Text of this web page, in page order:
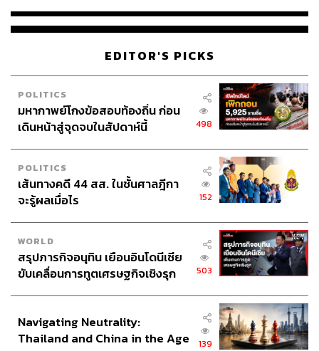
EDITOR'S PICKS
POLITICS
มหากาพย์โกงข้อสอบท้องถิ่น ก่อน
เดินหน้าสู่จุดจบในสัปดาห์นี้
498
POLITICS
เส้นทางคดี 44 สส. ในชั้นศาลฎีกา
จะรู้ผลเมื่อไร
152
WORLD
สรุปภารกิจอนุทิน เยือนอินโดนีเซีย
ขับเคลื่อนการทูตเศรษฐกิจเชิงรุก
503
Navigating Neutrality:
Thailand and China in the Age
139